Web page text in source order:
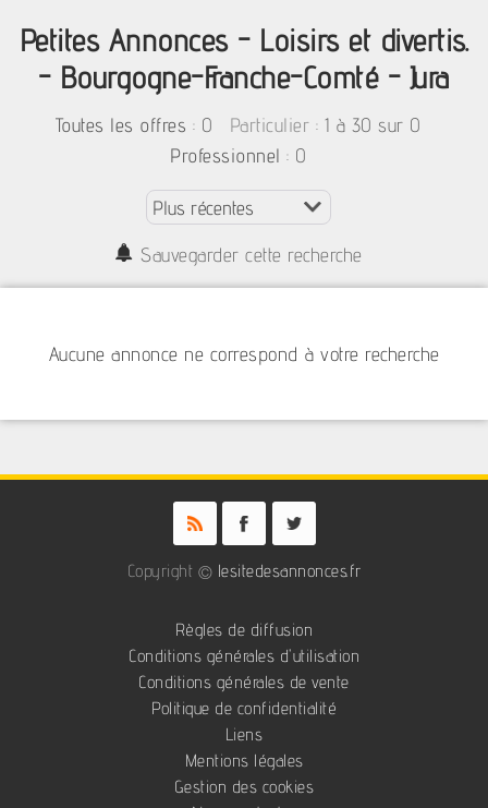
Petites Annonces - Loisirs et divertis.
- Bourgogne-Franche-Comté - Jura
Toutes les offres : 0 Particulier : 1 à 30 sur 0
Professionnel : 0
Sauvegarder cette recherche
Aucune annonce ne correspond à votre recherche
Copyright © lesitedesannonces.fr
Règles de diffusion
Conditions générales d'utilisation
Conditions générales de vente
Politique de confidentialité
Liens
Mentions légales
Gestion des cookies